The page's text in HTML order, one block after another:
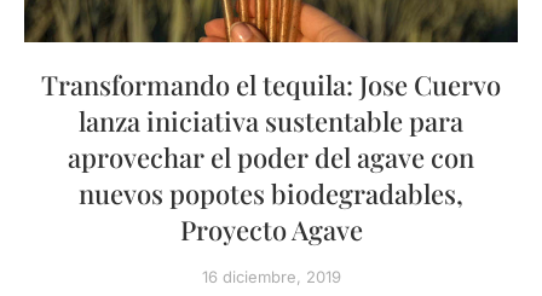
Transformando el tequila: Jose Cuervo
lanza iniciativa sustentable para
aprovechar el poder del agave con
nuevos popotes biodegradables,
Proyecto Agave
16 diciembre, 2019